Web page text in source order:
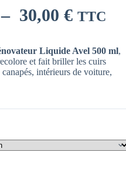
– 30,00 €Plage
prix :
28,00 €
30,00 €
TTC
Liquide Avel 500 ml,
et fait briller les cuirs
canapés, intérieurs de voiture,